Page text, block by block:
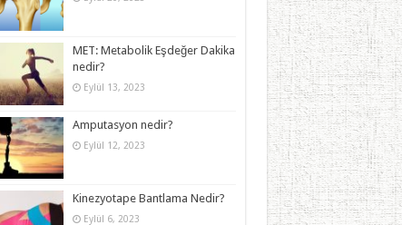
MET: Metabolik Eşdeğer Dakika
nedir?
Eylül 13, 2023
Amputasyon nedir?
Eylül 12, 2023
Kinezyotape Bantlama Nedir?
Eylül 6, 2023